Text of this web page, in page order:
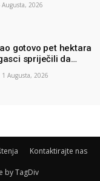
Augusta, 2026
gotovo pet hektara
spriječili da
1 Augusta, 2026
Kontaktirajte nas
by TagDiv